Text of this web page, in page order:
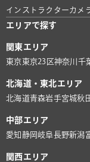
インストラクターカメ
エリアで探す
関東エリア
東京 東京23区神奈川 千
北海道・東北エリア
北海道青森岩手宮城秋
中部エリア
愛知 静岡 岐阜長野新潟
関西エリア